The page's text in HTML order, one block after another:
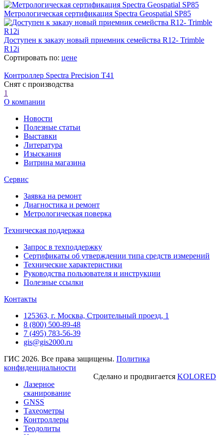
Метрологическая сертификация Spectra Geospatial SP85
Доступен к заказу новый приемник семейства R12- Trimble
R12i
Сортировать по: цене
Контроллер Spectra Precision T41
Cнят с производства
1
О компании
Новости
Полезные статьи
Выставки
Литература
Изыскания
Витрина магазина
Сервис
Заявка на ремонт
Диагностика и ремонт
Метрологическая поверка
Техническая поддержка
Запрос в техподдержку
Сертификаты об утверждении типа средств измерений
Технические характеристики
Руководства пользователя и инструкции
Полезные ссылки
Контакты
125363, г. Москва, Строительный проезд, 1
8 (800) 500-89-48
7 (495) 783-56-39
gis@gis2000.ru
ГИС 2026. Все права защищены. Политика
конфиденциальности
Сделано и продвигается KOLORED
Лазерное
сканирование
GNSS
Тахеометры
Контроллеры
Теодолиты